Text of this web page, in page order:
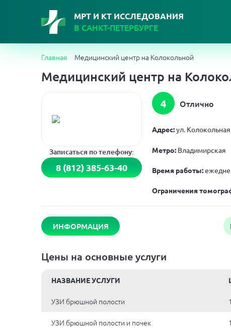
МРТ И КТ ИССЛЕДОВАНИЯ
В САНКТ-ПЕТЕРБУРГЕ
Главная Медицинский центр на Колокольной
Медицинский центр на
Записаться по телефону:
8 (812) 385-63-40
4 Отлично
Адрес:ул.
Метро: Владимирская
Время работы:
Ограничения
ИНФОРМАЦИЯ
Цены на основные услуги
НАЗВАНИЕ УСЛУГИ
УЗИ брюшной полости
УЗИ брюшной полости и почек